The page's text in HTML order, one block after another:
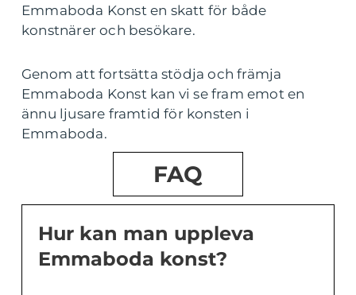
Emmaboda Konst en skatt för både
konstnärer och besökare.
Genom att fortsätta stödja och främja
Emmaboda Konst kan vi se fram emot en
ännu ljusare framtid för konsten i
Emmaboda.
FAQ
Hur kan man uppleva
Emmaboda konst?